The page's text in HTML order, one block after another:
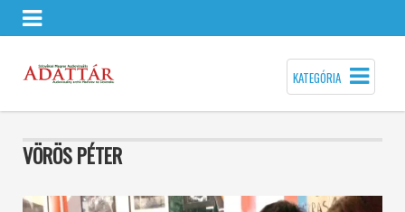
KATEGÓRIA
VÖRÖS PÉTER